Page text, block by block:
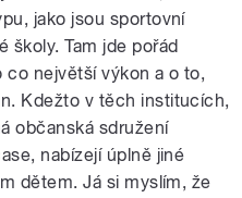
jako jsou sportovní
školy. Tam jde pořád
co největší výkon a o to,
Kdežto v těch institucích,
občanská sdružení
nabízejí úplně jiné
dětem. Já si myslím, že